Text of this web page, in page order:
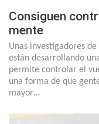
Consiguen
mente
Unas investigadores
están desarrollando
permite controlar el
una forma de que
mayor…